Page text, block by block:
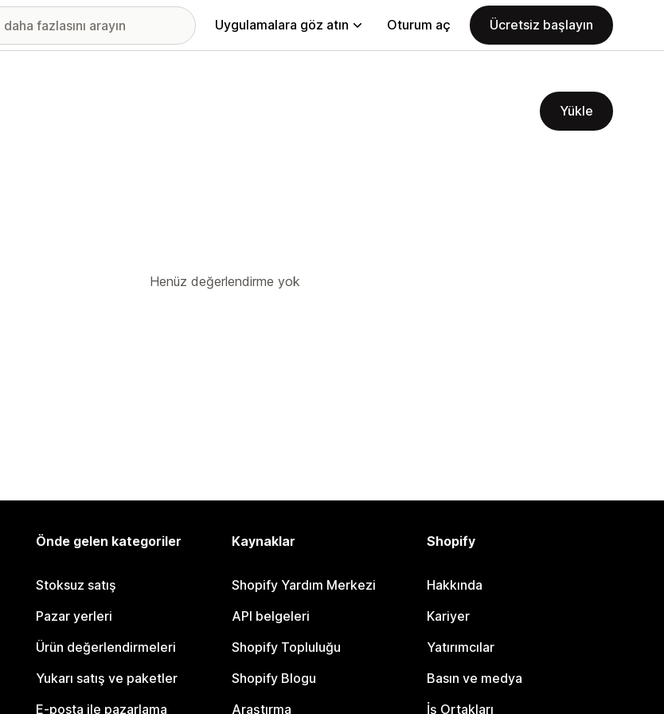
Uygulamalara göz atın Oturum aç Ücretsiz başlayın
Yükle
Henüz değerlendirme yok
Önde gelen kategoriler
Stoksuz satış
Pazar yerleri
Ürün değerlendirmeleri
Yukarı satış ve paketler
E-posta ile pazarlama
Kaynaklar
Shopify Yardım Merkezi
API belgeleri
Shopify Topluluğu
Shopify Blogu
Araştırma
Shopify
Hakkında
Kariyer
Yatırımcılar
Basın ve medya
İş Ortakları